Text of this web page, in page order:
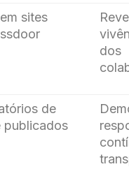
sites
dos
de
publicados